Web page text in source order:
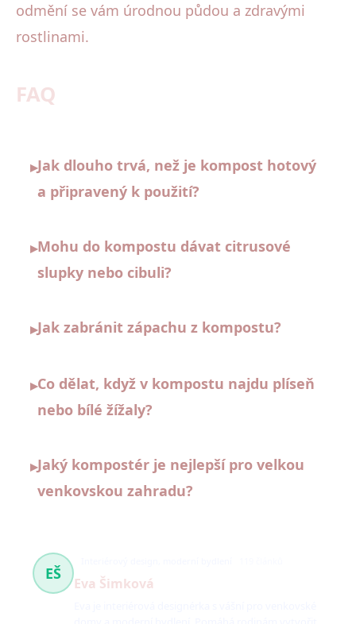
odmění se vám úrodnou půdou a zdravými
rostlinami.
FAQ
▸Jak dlouho trvá, než je kompost hotový
a připravený k použití?
▸Mohu do kompostu dávat citrusové
slupky nebo cibuli?
▸Jak zabránit zápachu z kompostu?
▸Co dělat, když v kompostu najdu plíseň
nebo bílé žížaly?
▸Jaký kompostér je nejlepší pro velkou
venkovskou zahradu?
EŠ
Eva Šimková